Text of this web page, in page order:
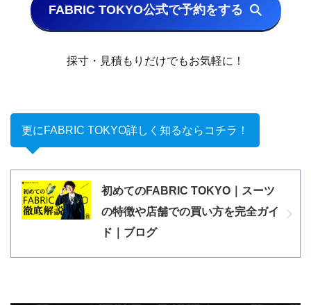
FABRIC TOKYO公式で予約をする
採寸・見積もりだけでもお気軽に！
更にFABRIC TOKYO詳しく知るならコチラ！
初めてのFABRIC TOKYO｜スーツ
の特徴や店舗での買い方を完全ガイ
ド｜ブログ